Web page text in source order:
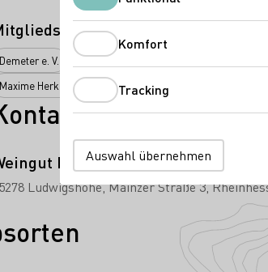
Demeter e. V. ECOVIN Bundesverband Ökologischer
Maxime Herkunft Rheinhessen e.V.
Brüder Dr. Becker
Ludwigshöhe Mainzer Straße 3
Funktional
Komfort
Tracking
Auswahl übernehmen